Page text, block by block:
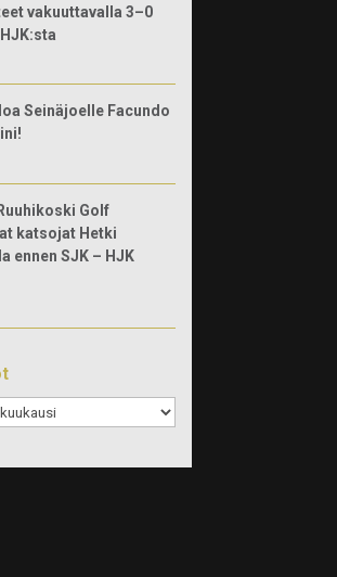
vakuuttavalla 3–0
Seinäjoelle Facundo
Golf
katsojat Hetki
ennen SJK – HJK